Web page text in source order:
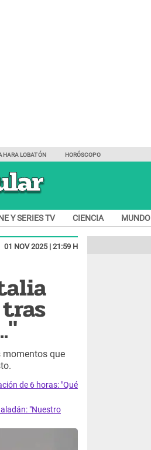
LOBATÓN HORÓSCOPO
Y SERIES TV CIENCIA MUNDO
01 NOV 2025 | 21:59 H
momentos que
de 6 horas: "Qué
"Nuestro